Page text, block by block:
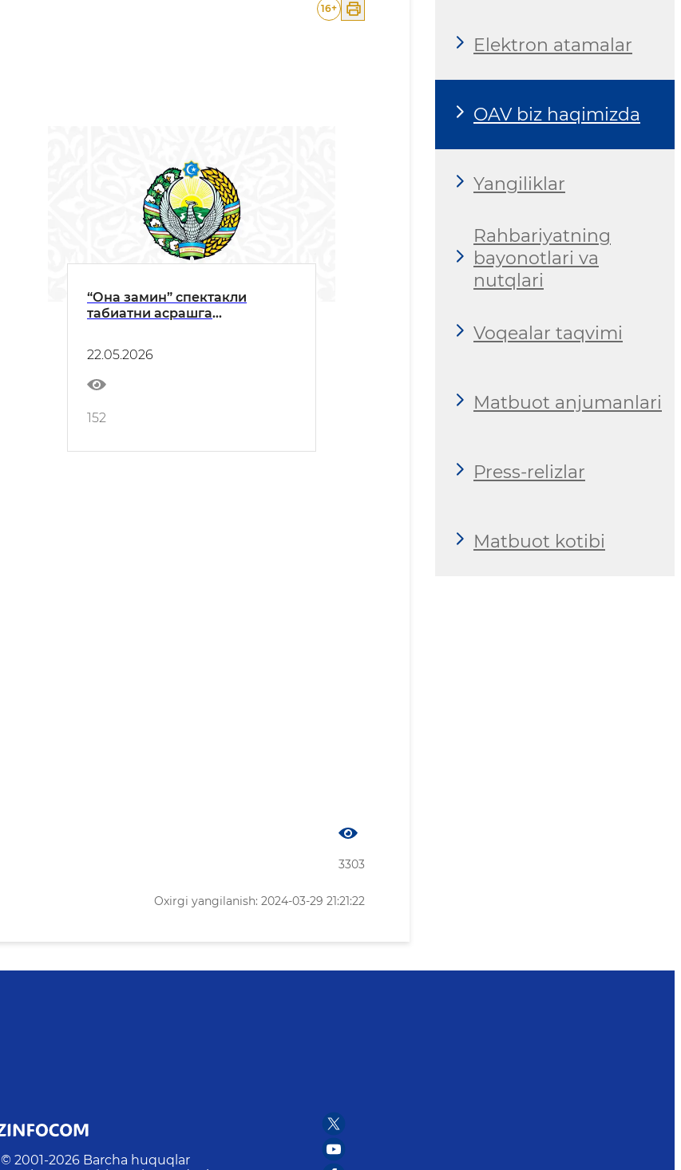
16+
“Она замин” спектакли
табиатни асрашга
22.05.2026
152
3303
Oxirgi yangilanish: 2024-03-29 21:21:22
Elektron atamalar
OAV biz haqimizda
Yangiliklar
Rahbariyatning
bayonotlari va
nutqlari
Voqealar taqvimi
Matbuot anjumanlari
Press-relizlar
Matbuot kotibi
© 2001-2026 Barcha huquqlar